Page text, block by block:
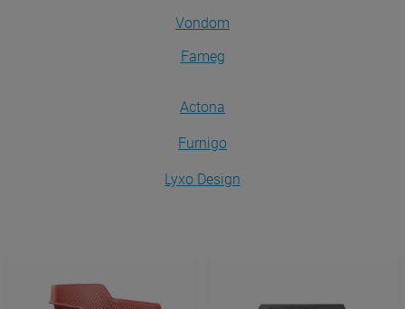
Vondom
Fameg
Actona
Furnigo
Lyxo Design